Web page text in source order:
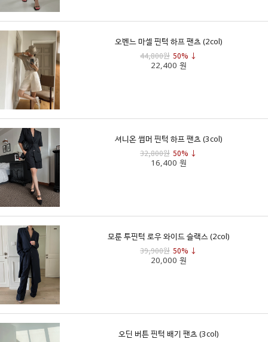
오벤느 마셀 핀턱 하프 팬츠 (2col)
44,800원 50% ↓
22,400 원
셔니온 썸머 핀턱 하프 팬츠 (3col)
32,800원 50% ↓
16,400 원
모룬 투핀턱 로우 와이드 슬랙스 (2col)
39,900원 50% ↓
20,000 원
오딘 버튼 핀턱 배기 팬츠 (3col)